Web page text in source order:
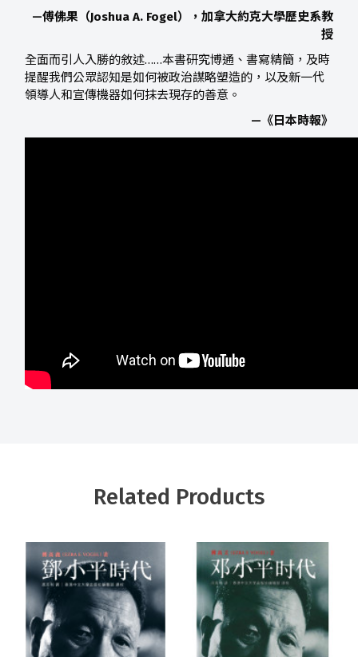
—傅佛果（Joshua A. Fogel），加拿大約克大學歷史系教
授
全面而引人入勝的敘述……本書研究博通、書寫精簡，及時
提醒我們公眾認知是如何被政治謀略塑造的，以及新一代
領導人和宣傳機器如何抹去現存的善意。
—《日本時報》
Related Products